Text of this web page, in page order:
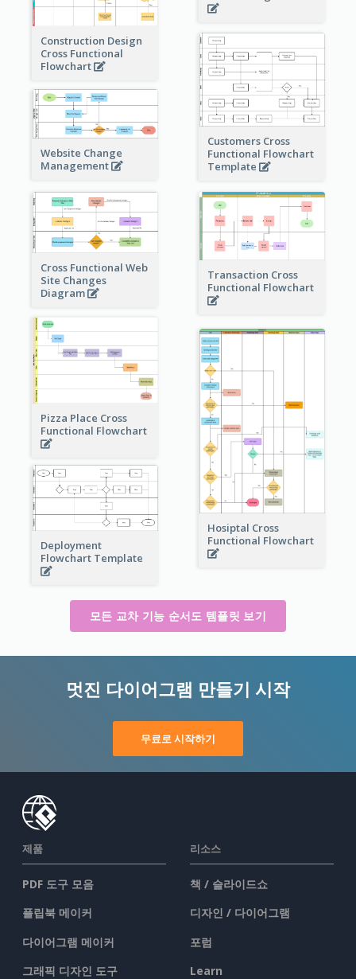
Construction Design
Cross Functional
Flowchart
Customers Cross
Functional Flowchart
Template
Website Change
Management
Cross Functional Web
Site Changes
Diagram
Transaction Cross
Functional Flowchart
Pizza Place Cross
Functional Flowchart
Hosiptal Cross
Functional Flowchart
Deployment
Flowchart Template
모든 교차 기능 순서도 템플릿 보기
멋진 다이어그램 만들기 시작
무료로 시작하기
제품
PDF 도구 모음
플립북 메이커
다이어그램 메이커
그래픽 디자인 도구
리소스
책 / 슬라이드쇼
디자인 / 다이어그램
포럼
Learn